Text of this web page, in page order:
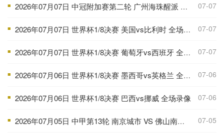
■ 2026年07月07日 中冠附加赛第二轮 广州海珠醒派 VS 吴川青年 全场录像 07-07
■ 2026年07月07日 世界杯1/8决赛 美国vs比利时 全场录像 07-07
■ 2026年07月07日 世界杯1/8决赛 葡萄牙vs西班牙 全场录像 07-07
■ 2026年07月06日 世界杯1/8决赛 墨西哥vs英格兰 全场录像 07-06
■ 2026年07月06日 世界杯1/8决赛 巴西vs挪威 全场录像 07-06
■ 2026年07月05日 中甲第13轮 南京城市 VS 佛山南狮 全场录像 07-05